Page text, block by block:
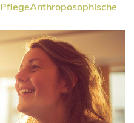
PflegeAnthroposophische